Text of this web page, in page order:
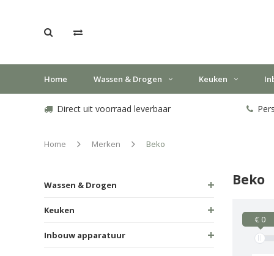
Home Wassen & Drogen Keuken
Direct uit voorraad leverbaar
Home Merken Beko
Wassen & Drogen
Keuken
Inbouw apparatuur
Beko
€ 0